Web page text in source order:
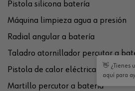
Pistola silicona batería
Máquina limpieza agua a presión
Radial angular a batería
Taladro atornillador percutor a
Pistola de calor eléctrica
Martillo percutor a batería
👋 ¿Tienes
aquí para